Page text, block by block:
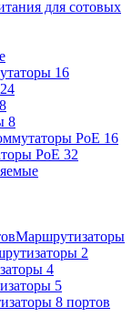
для сотовых
16
8
PoE 16
PoE 32
Маршрутизаторы
2
4
5
8 портов